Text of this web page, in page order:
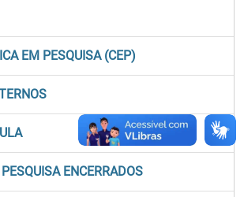
EM PESQUISA (CEP)
ENCERRADOS